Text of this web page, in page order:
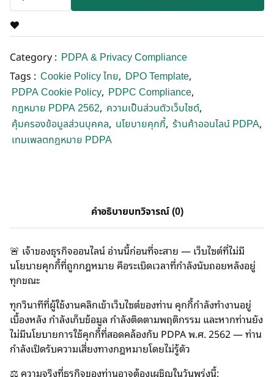
Category : PDPA & Privacy Compliance
Tags : Cookie Policy ไทย, DPO Template,
PDPA Cookie Policy, PDPC Compliance,
กฎหมาย PDPA 2562, ความเป็นส่วนตัวเว็บไซต์,
คุ้มครองข้อมูลส่วนบุคคล, นโยบายคุกกี้, ร้านค้าออนไลน์ PDPA,
เทมเพลตกฎหมาย PDPA
คำอธิบายบทวิจารณ์ (0)
🚨 เจ้าของธุรกิจออนไลน์ อ่านนี้ก่อนที่จะสาย — เว็บไซต์ที่ไม่มี
นโยบายคุกกี้ที่ถูกกฎหมาย คือระเบิดเวลาที่กำลังนับถอยหลังอยู่
ทุกขณะ
ทุกวินาทีที่ผู้ใช้งานคลิกเข้าเว็บไซต์ของท่าน คุกกี้กำลังทำงานอยู่
เบื้องหลัง กำลังเก็บข้อมูล กำลังติดตามพฤติกรรม และหากท่านยัง
ไม่มีนโยบายการใช้คุกกี้ที่สอดคล้องกับ PDPA พ.ศ. 2562 — ท่าน
กำลังเปิดรับความเสี่ยงทางกฎหมายโดยไม่รู้ตัว
⚖️ ความจริงที่ธุรกิจของท่านอาจต้องเผชิญในวันพรุ่งนี้: